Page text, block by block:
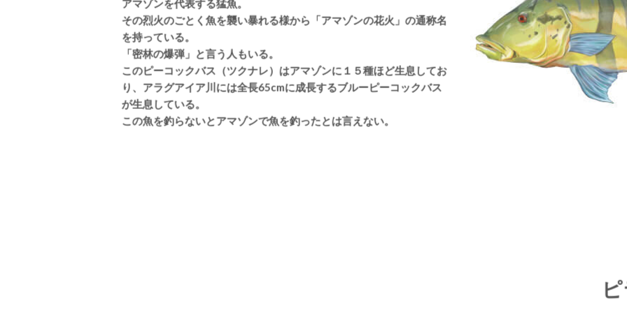
アマゾンを代表する猛魚。
その烈火のごとく魚を襲い暴れる様から「アマゾンの花火」の通称名
を持っている。
「密林の爆弾」と言う人もいる。
このピーコックバス（ツクナレ）はアマゾンに１５種ほど生息してお
り、アラグアイア川には全長65cmに成長するブルーピーコックバス
が生息している。
この魚を釣らないとアマゾンで魚を釣ったとは言えない。